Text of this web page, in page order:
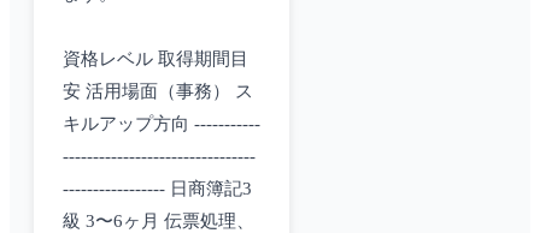
資格レベル 取得期間目
安 活用場面（事務） ス
キルアップ方向 -----------
--------------------------------
----------------- 日商簿記3
級 3〜6ヶ月 伝票処理、